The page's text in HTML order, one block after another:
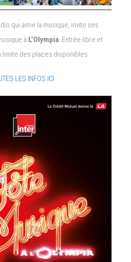
qui aime la musique, invite ses
à L’Olympia. Entrée libre et
limite des places disponibles
LES INFOS ICI